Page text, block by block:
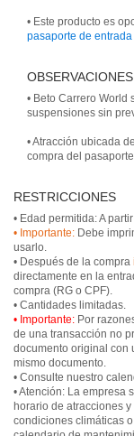
• Este producto es
pasaporte de entrada
OBSERVACIONES
• Beto Carrero World
suspensiones sin
• Atracción ubicada
compra del
RESTRICCIONES
• Importante: Debe
usarlo.
• Después de la compra
directamente en la
compra (RG o CPF).
• Importante: Por
de una transacción no
documento original con
mismo documento.
• Consulte nuestro
• Atención: La empresa
horario de atracciones
condiciones climáticas